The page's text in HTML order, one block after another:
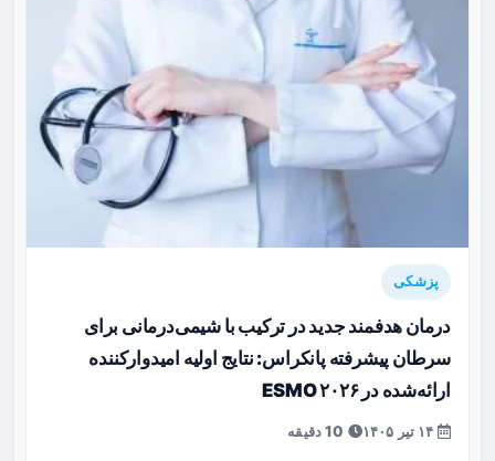
پزشکی
درمان هدفمند جدید در ترکیب با شیمی‌درمانی برای
سرطان پیشرفته پانکراس: نتایج اولیه امیدوارکننده
ارائه‌شده در ESMO ۲۰۲۶